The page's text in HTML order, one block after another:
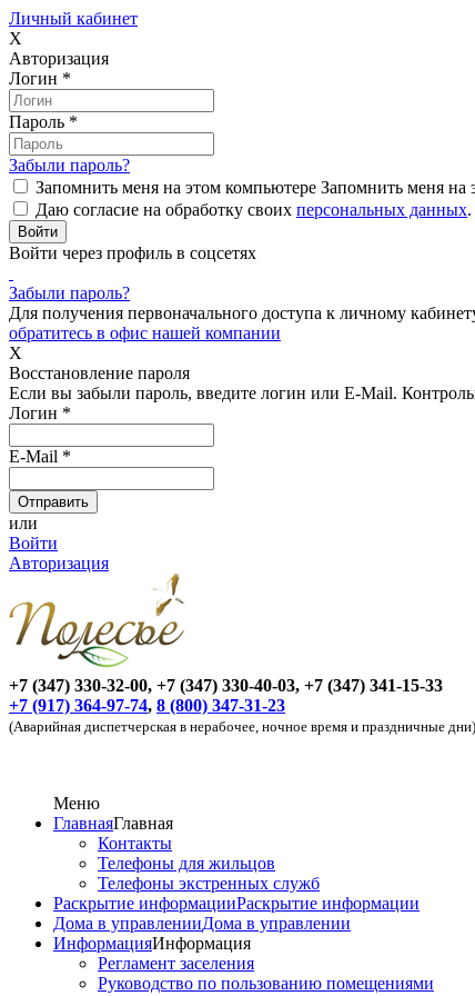
Личный кабинет
X
Авторизация
Логин *
Пароль *
Забыли пароль?
Запомнить меня на этом компьютере Запомнить меня на
Даю согласие на обработку своих персональных данных.
Войти через профиль в соцсетях
Забыли пароль?
Для получения первоначального доступа к личному
обратитесь в офис нашей компании
X
Восстановление пароля
Если вы забыли пароль, введите логин или E-Mail.
Логин *
E-Mail *
или
Войти
Авторизация
+7 (347) 330-32-00, +7 (347) 330-40-03, +7 (347) 341-15-33
+7 (917) 364-97-74, 8 (800) 347-31-23
(Аварийная диспетчерская в нерабочее, ночное время и праздничные дни)
Меню
ГлавнаяГлавная
Контакты
Телефоны для жильцов
Телефоны экстренных служб
Раскрытие информацииРаскрытие информации
Дома в управленииДома в управлении
ИнформацияИнформация
Регламент заселения
Руководство по пользованию помещениями